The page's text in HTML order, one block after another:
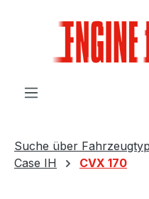
Suche über Fahrzeugtyp
Case IH
CVX 170